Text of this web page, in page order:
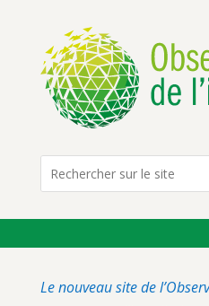
Le nouveau site de